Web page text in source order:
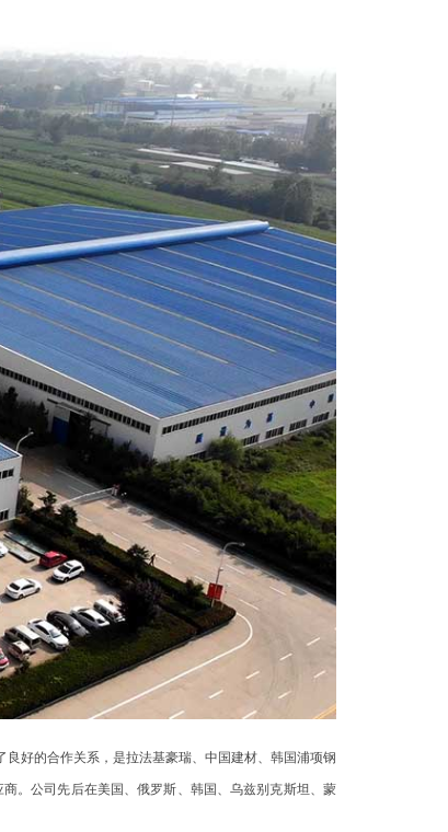
好的合作关系，是拉法基豪瑞、中国建材、韩国浦项钢
。公司先后在美国、俄罗斯、韩国、乌兹别克斯坦、蒙